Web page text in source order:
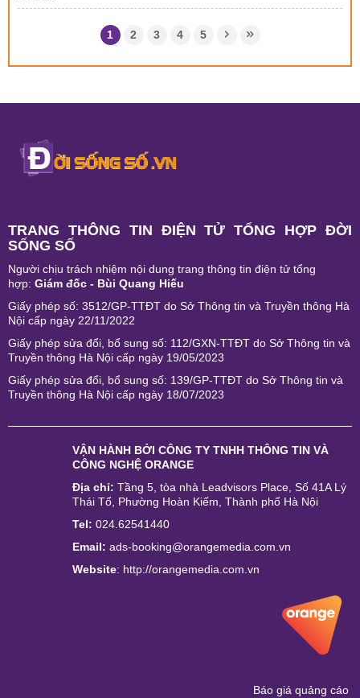
1 2 3 4 5
TRANG THÔNG TIN ĐIỆN TỬ TỔNG HỢP ĐỜI
SỐNG SỐ
Người chịu trách nhiệm nội dung trang thông tin điện tử tổng
hợp: Giám đốc - Bùi Quang Hiếu
Giấy phép số: 3512/GP-TTĐT do Sở Thông tin và Truyền thông Hà
Nội cấp ngày 22/11/2022
Giấy phép sửa đổi, bổ sung số: 112/GXN-TTĐT do Sở Thông tin và
Truyền thông Hà Nội cấp ngày 19/05/2023
Giấy phép sửa đổi, bổ sung số: 139/GP-TTĐT do Sở Thông tin và
Truyền thông Hà Nội cấp ngày 18/07/2023
VẬN HÀNH BỞI CÔNG TY TNHH THÔNG TIN VÀ
CÔNG NGHỆ ORANGE
Địa chỉ: Tầng 5, tòa nhà Leadvisors Place, Số 41A Lý
Thái Tổ, Phường Hoàn Kiếm, Thành phố Hà Nội
Tel: 024.62541440
Email: ads-booking@orangemedia.com.vn
Website: http://orangemedia.com.vn
Báo giá quảng cáo